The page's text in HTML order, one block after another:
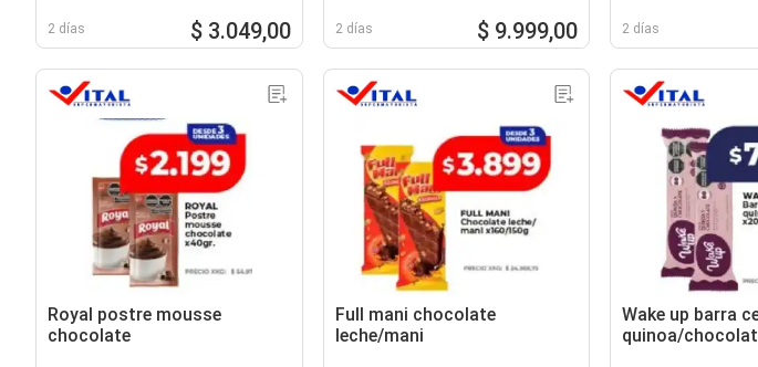
2 días $ 3.049,00 2 días $ 9.999,00 2 días
Royal postre mousse
chocolate
Full mani chocolate
leche/mani
Wake up barra
quinoa/